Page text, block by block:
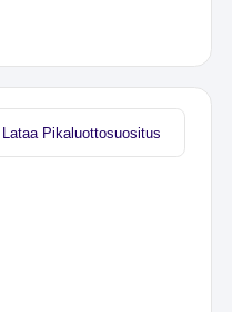
Lataa Pikaluottosuositus